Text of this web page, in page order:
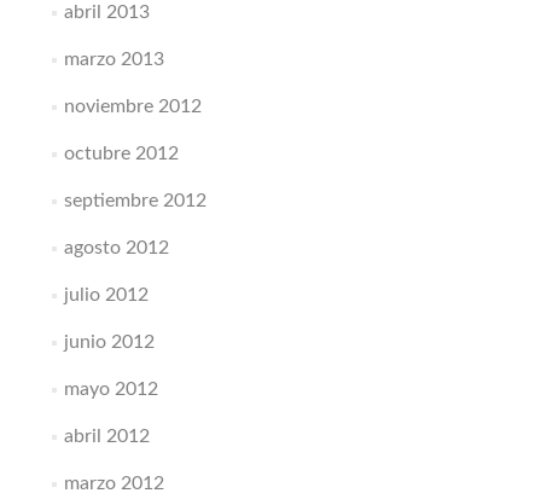
abril 2013
marzo 2013
noviembre 2012
octubre 2012
septiembre 2012
agosto 2012
julio 2012
junio 2012
mayo 2012
abril 2012
marzo 2012